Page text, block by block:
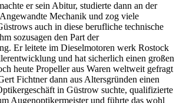
er sein Abitur, studierte dann an der
Mechanik und zog viele
auch in diese berufliche technische
sozusagen den Part der
Er leitete im Dieselmotoren werk Rostock
und hat sicherlich einen großen
heute Propeller aus Waren weltweit gefragt
Fichtner dann aus Altersgründen einen
in Güstrow suchte, qualifizierte
Augenoptikermeister und führte das wohl